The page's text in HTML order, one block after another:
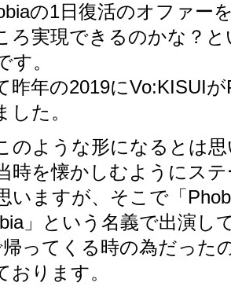
の1日復活のオファー
ろ実現できるのかな？
す。
昨年の2019にVo:KISUI
した。
のような形になるとは
時を懐かしむようにス
いますが、そこで「
」という名義で出演し
ってくる時の為だった
おります。